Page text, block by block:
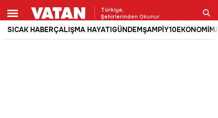
Türkiye,
Şehirlerinden Okunur
SICAK HABERÇALIŞMA HAYATIGÜNDEMŞAMPİY10EKONOMİ
Ara